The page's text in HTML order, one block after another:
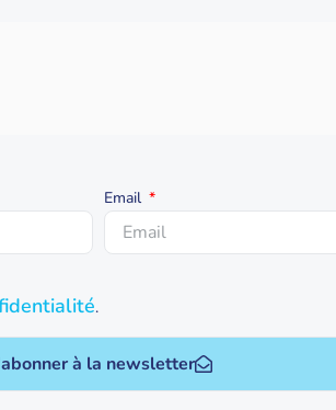
Email
.
à la newsletter